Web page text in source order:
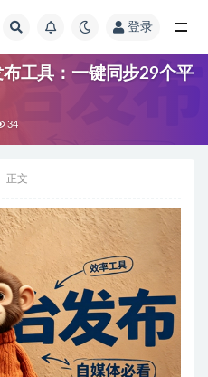
登录
工具：一键同步29个平
34
正文